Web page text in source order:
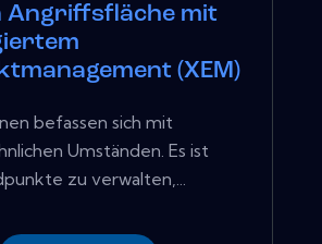
Angriffsfläche mit
(XEM)
befassen sich mit
Umständen. Es ist
zu verwalten,...